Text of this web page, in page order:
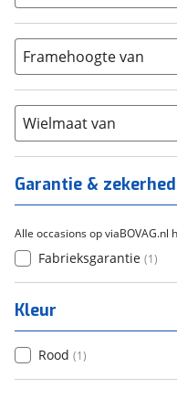
Gazelle (0)
Cortina (0)
Flyer (0)
Overig ( 0)
(0)
9-14
15-20 (0)
21+
Aluminium (1)
Carbon
Chroom-molybdeen (
Scandium
Staal (0 )
Tica
Framehoogte van
Wielmaat van
Garantie &
Alle occasions op
Fabrieksgarantie (1)
Kleur
Rood (1)